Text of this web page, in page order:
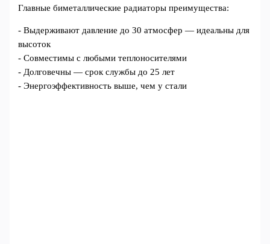
Главные биметаллические радиаторы преимущества:
- Выдерживают давление до 30 атмосфер — идеальны для
высоток
- Совместимы с любыми теплоносителями
- Долговечны — срок службы до 25 лет
- Энергоэффективность выше, чем у стали